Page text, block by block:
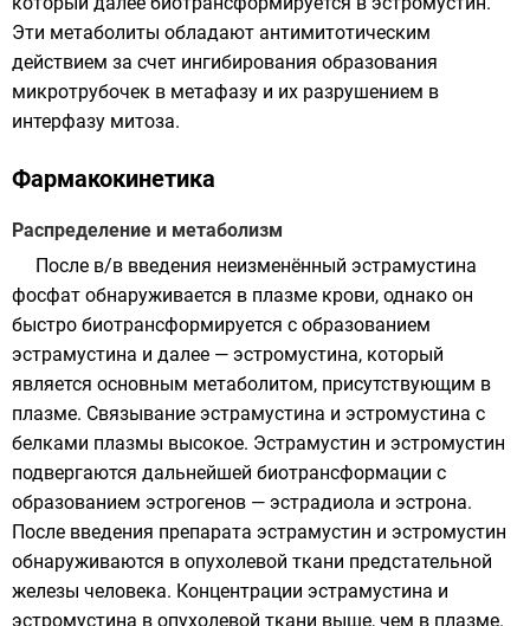
Эти метаболиты обладают антимитотическим
действием за счет ингибирования образования
микротрубочек в метафазу и их разрушением в
интерфазу митоза.
Фармакокинетика
Распределение и метаболизм
После в/в введения неизменённый эстрамустина
фосфат обнаруживается в плазме крови, однако он
быстро биотрансформируется с образованием
эстрамустина и далее — эстромустина, который
является основным метаболитом, присутствующим в
плазме. Связывание эстрамустина и эстромустина с
белками плазмы высокое. Эстрамустин и эстромустин
подвергаются дальнейшей биотрансформации с
образованием эстрогенов — эстрадиола и эстрона.
После введения препарата эстрамустин и эстромустин
обнаруживаются в опухолевой ткани предстательной
железы человека. Концентрации эстрамустина и
эстромустина в опухолевой ткани выше, чем в плазме.